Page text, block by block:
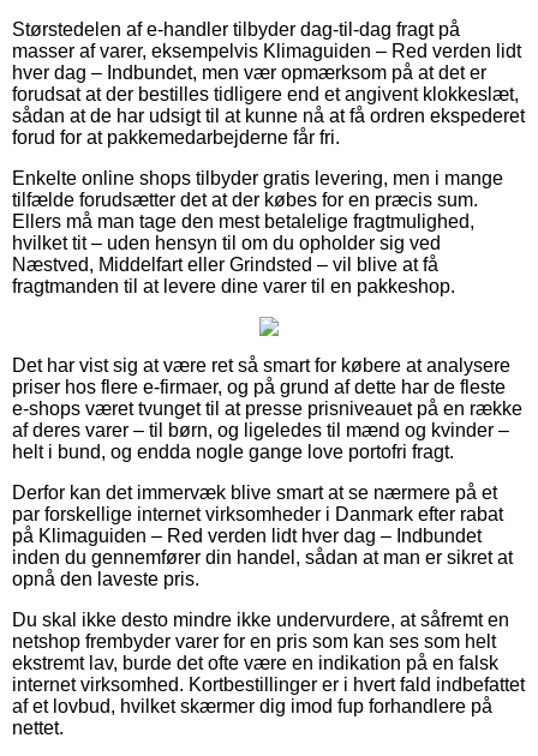
Størstedelen af e-handler tilbyder dag-til-dag fragt på
masser af varer, eksempelvis Klimaguiden – Red verden lidt
hver dag – Indbundet, men vær opmærksom på at det er
forudsat at der bestilles tidligere end et angivent klokkeslæt,
sådan at de har udsigt til at kunne nå at få ordren ekspederet
forud for at pakkemedarbejderne får fri.
Enkelte online shops tilbyder gratis levering, men i mange
tilfælde forudsætter det at der købes for en præcis sum.
Ellers må man tage den mest betalelige fragtmulighed,
hvilket tit – uden hensyn til om du opholder sig ved
Næstved, Middelfart eller Grindsted – vil blive at få
fragtmanden til at levere dine varer til en pakkeshop.
Det har vist sig at være ret så smart for købere at analysere
priser hos flere e-firmaer, og på grund af dette har de fleste
e-shops været tvunget til at presse prisniveauet på en række
af deres varer – til børn, og ligeledes til mænd og kvinder –
helt i bund, og endda nogle gange love portofri fragt.
Derfor kan det immervæk blive smart at se nærmere på et
par forskellige internet virksomheder i Danmark efter rabat
på Klimaguiden – Red verden lidt hver dag – Indbundet
inden du gennemfører din handel, sådan at man er sikret at
opnå den laveste pris.
Du skal ikke desto mindre ikke undervurdere, at såfremt en
netshop frembyder varer for en pris som kan ses som helt
ekstremt lav, burde det ofte være en indikation på en falsk
internet virksomhed. Kortbestillinger er i hvert fald indbefattet
af et lovbud, hvilket skærmer dig imod fup forhandlere på
nettet.